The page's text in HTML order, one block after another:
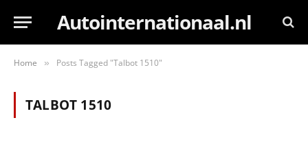
Autointernationaal.nl
Home » Posts Tagged "Talbot 1510"
TALBOT 1510